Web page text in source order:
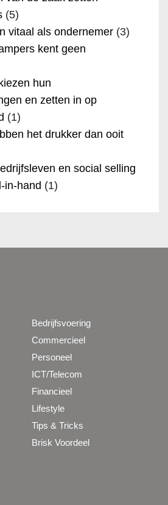
(5)
vitaal als ondernemer (3)
kent geen
hun
en zetten in op
(1)
het drukker dan ooit
en social selling
in-hand (1)
Bedrijfsvoering
Commercieel
Personeel
ICT/Telecom
Financieel
Lifestyle
Tips & Tricks
Brisk Voordeel